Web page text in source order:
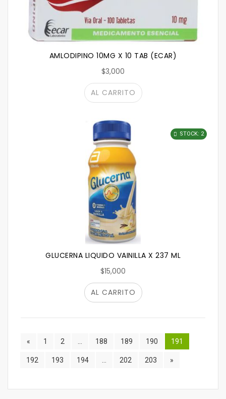
AMLODIPINO 10MG X 10 TAB (ECAR)
$3,000
AL CARRITO
GLUCERNA LIQUIDO VAINILLA X 237 ML
$15,000
STOCK: 2
AL CARRITO
« 1 2 188 189 190 191
192 193 194 202 203 »